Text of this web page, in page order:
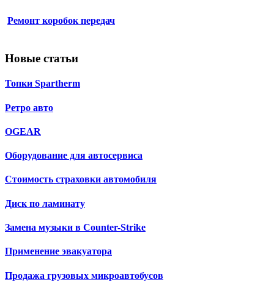
Ремонт коробок передач
Новые статьи
Топки Spartherm
Ретро авто
OGEAR
Оборудование для автосервиса
Стоимость страховки автомобиля
Диск по ламинату
Замена музыки в Counter-Strike
Применение эвакуатора
Продажа грузовых микроавтобусов